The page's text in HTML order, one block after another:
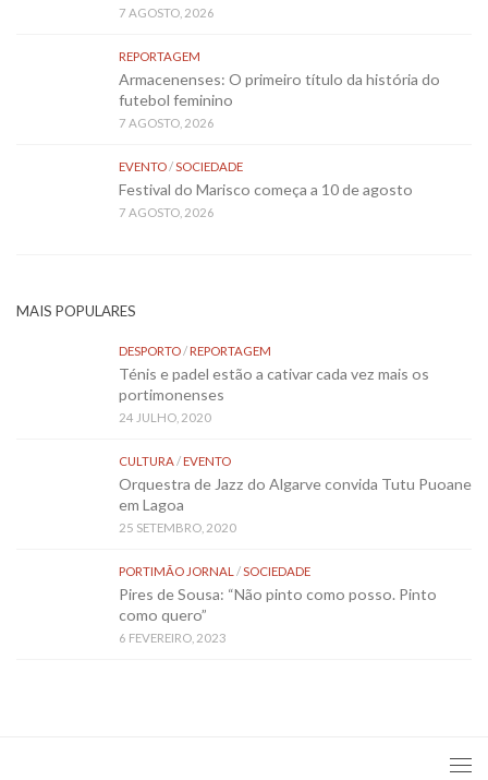
7 AGOSTO, 2026
REPORTAGEM
Armacenenses: O primeiro título da história do
futebol feminino
7 AGOSTO, 2026
EVENTO/SOCIEDADE
Festival do Marisco começa a 10 de agosto
7 AGOSTO, 2026
MAIS POPULARES
DESPORTO/REPORTAGEM
Ténis e padel estão a cativar cada vez mais os
portimonenses
24 JULHO, 2020
CULTURA/EVENTO
Orquestra de Jazz do Algarve convida Tutu Puoane
em Lagoa
25 SETEMBRO, 2020
PORTIMÃO JORNAL /SOCIEDADE
Pires de Sousa: “Não pinto como posso. Pinto
como quero”
6 FEVEREIRO, 2023